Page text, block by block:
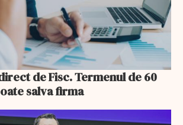
de Fisc. Termenul de 60
salva firma